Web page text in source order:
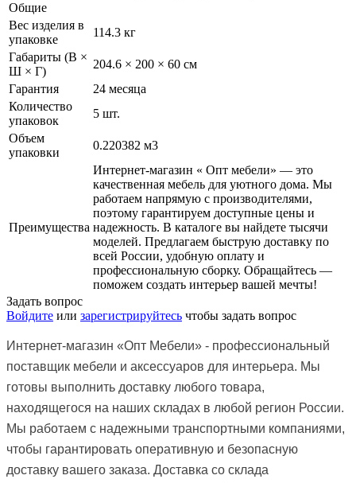
Общие
Вес изделия в
упаковке
114.3 кг
Габариты (В ×
Ш × Г)
204.6 × 200 × 60 см
Гарантия
24 месяца
Количество
упаковок
5 шт.
Объем
упаковки
0.220382 м3
Преимущества
Интернет-магазин « Опт мебели» — это
качественная мебель для уютного дома. Мы
работаем напрямую с производителями,
поэтому гарантируем доступные цены и
надежность. В каталоге вы найдете тысячи
моделей. Предлагаем быструю доставку по
всей России, удобную оплату и
профессиональную сборку. Обращайтесь —
поможем создать интерьер вашей мечты!
Задать вопрос
Войдите или зарегистрируйтесь чтобы задать вопрос
Интернет-магазин «Опт Мебели» - профессиональный
поставщик мебели и аксессуаров для интерьера. Мы
готовы выполнить доставку любого товара,
находящегося на наших складах в любой регион России.
Мы работаем с надежными транспортными компаниями,
чтобы гарантировать оперативную и безопасную
доставку вашего заказа. Доставка со склада